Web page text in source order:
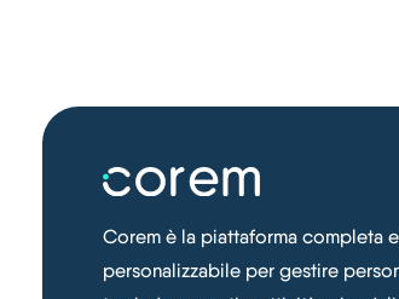
Corem è la piattaforma completa e
personalizzabile per gestire